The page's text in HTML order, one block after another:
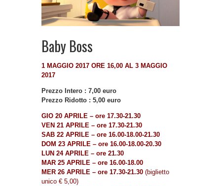
Baby Boss
1 MAGGIO 2017 ORE 16,00 AL 3 MAGGIO
2017
Prezzo Intero : 7,00 euro
Prezzo Ridotto : 5,00 euro
GIO 20 APRILE – ore 17.30-21.30
VEN 21 APRILE – ore 17.30-21.30
SAB 22 APRILE – ore 16.00-18.00-21.30
DOM 23 APRILE – ore 16.00-18.00-20.30
LUN 24 APRILE – ore 21.30
MAR 25 APRILE – ore 16.00-18.00
MER 26 APRILE – ore 17.30-21.30 (biglietto
unico € 5,00)